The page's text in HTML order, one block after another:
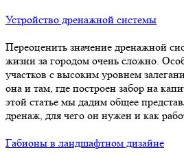
Устройство дренажной системы
Переоценить значение дренажной
жизни за городом очень сложно.
участков с высоким уровнем
она и там, где построен забор на
этой статье мы дадим общее
дренаж, для чего он нужен и как
Габионы в ландшафтном дизайне